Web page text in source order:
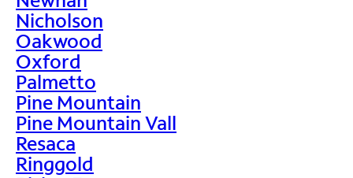
Nicholson
Oakwood
Oxford
Palmetto
Pine Mountain
Pine Mountain Vall
Resaca
Ringgold